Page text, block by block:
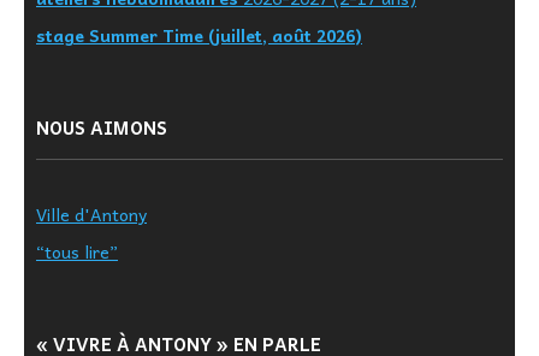
stage Summer Time (juillet, août 2026)
NOUS AIMONS
Ville d'Antony
“tous lire”
« VIVRE À ANTONY » EN PARLE